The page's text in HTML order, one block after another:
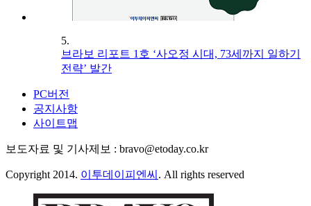
5.
브라보 리포트 1호 ‘사오정 시대, 73세까지 일하기
전략’ 발간
PC버전
공지사항
사이트맵
보도자료 및 기사제보 : bravo@etoday.co.kr
Copyright 2014. 이투데이피엔씨 . All rights reserved